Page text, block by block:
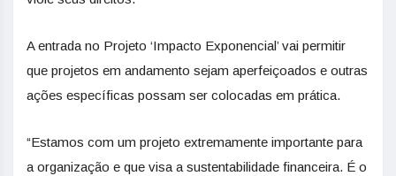
A entrada no Projeto ‘Impacto Exponencial’ vai permitir
que projetos em andamento sejam aperfeiçoados e outras
ações específicas possam ser colocadas em prática.
“Estamos com um projeto extremamente importante para
a organização e que visa a sustentabilidade financeira. É o